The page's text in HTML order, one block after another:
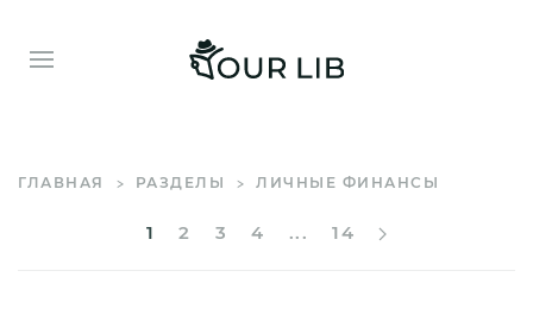
ГЛАВНАЯ РАЗДЕЛЫ ЛИЧНЫЕ ФИНАНСЫ
1 2 3 4 ... 14